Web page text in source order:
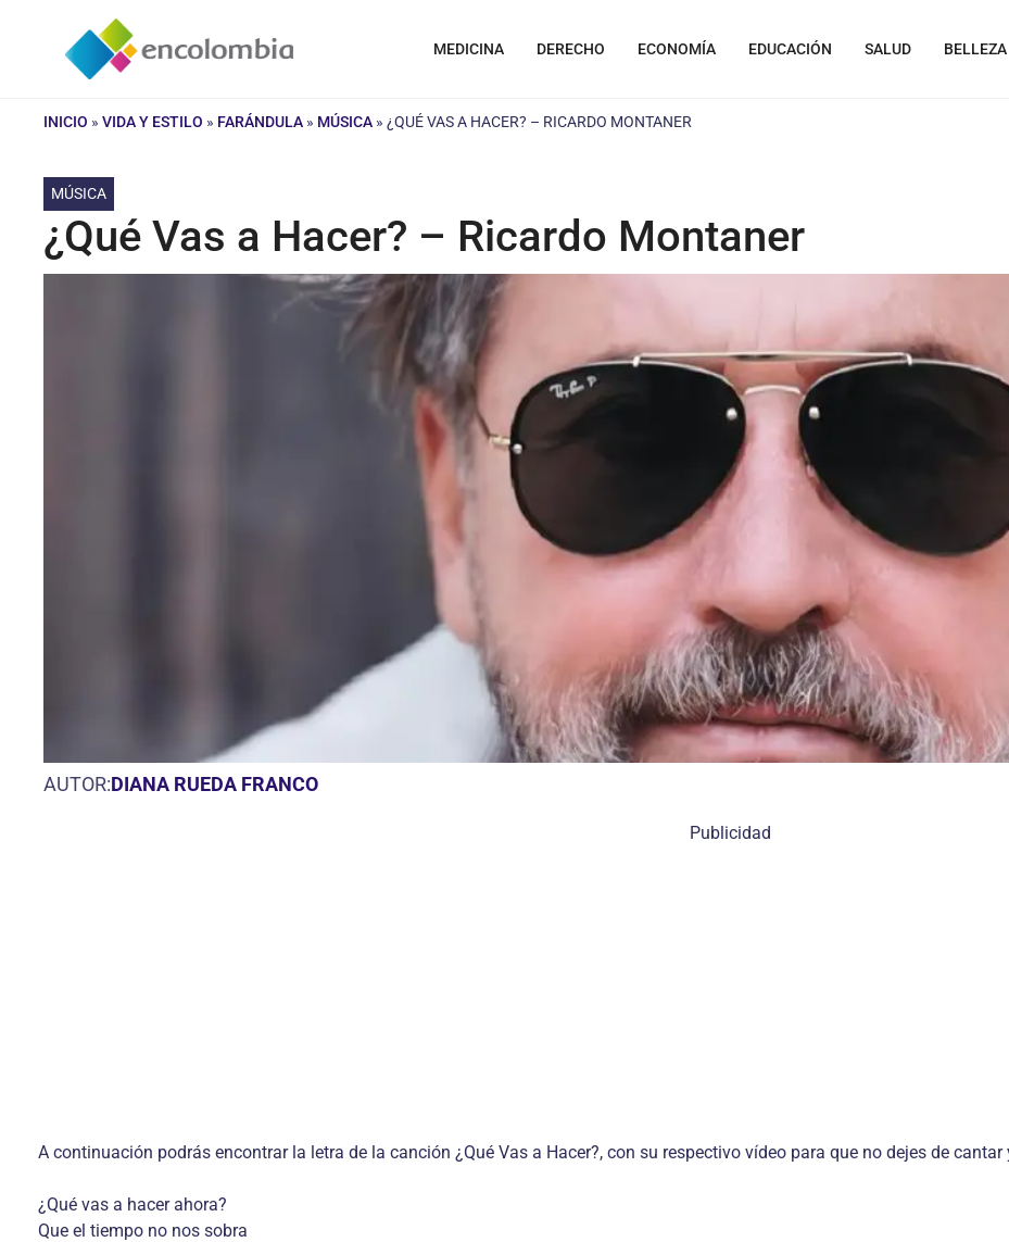
contenido
MEDICINA DERECHO ECONOMÍA EDUCACIÓN SALUD BELLEZA
INICIO » VIDA Y ESTILO » FARÁNDULA » MÚSICA » ¿QUÉ VAS A HACER? – RICARDO MONTANER
MÚSICA
¿Qué Vas a Hacer? – Ricardo Montaner
AUTOR:DIANA RUEDA FRANCO
Publicidad
A continuación podrás encontrar la letra de la canción ¿Qué Vas a Hacer?, con su respectivo vídeo para que no dejes de
¿Qué vas a hacer ahora?
Que el tiempo no nos sobra